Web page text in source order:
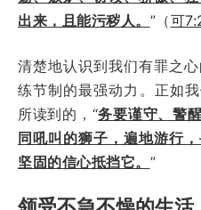
出来，且能污秽人。 ”（可
清楚地认识到我们有罪之
练节制的最强动力。正如
所读到的，“务要谨守、警
同吼叫的狮子，遍地游行
坚固的信心抵挡它。 ”